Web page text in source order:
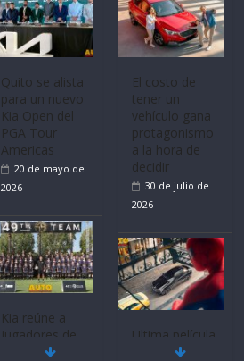
Quito se alista
para un nuevo
Kia Open del
PGA Tour
Americas
20 de mayo de
2026
Kia reúne a
jugadores de
fútbol de todo
El costo de
tener un
vehículo gana
protagonismo
a la hora de
decidir
30 de julio de
2026
Ultima película
‘Spider‑Man: